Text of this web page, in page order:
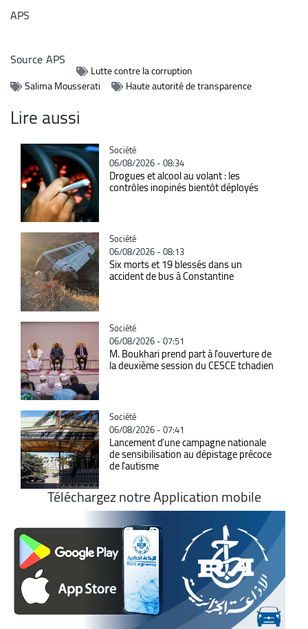
APS
SourceAPS
Lutte contre la corruption
Salima Mousserati
Haute autorité de transparence
Lire aussi
Catégorie
Société
06/08/2026 - 08:34
Drogues et alcool au volant : les
contrôles inopinés bientôt déployés
Catégorie
Société
06/08/2026 - 08:13
Six morts et 19 blessés dans un
accident de bus à Constantine
Catégorie
Société
06/08/2026 - 07:51
M. Boukhari prend part à l'ouverture de
la deuxième session du CESCE tchadien
Catégorie
Société
06/08/2026 - 07:41
Lancement d’une campagne nationale
de sensibilisation au dépistage précoce
de l'autisme
Téléchargez notre Application mobile